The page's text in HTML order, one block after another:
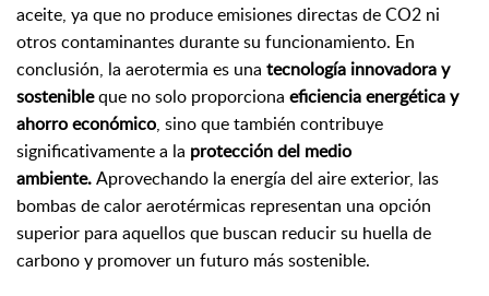
aceite, ya que no produce emisiones directas de CO2 ni
otros contaminantes durante su funcionamiento. En
conclusión, la aerotermia es una tecnología innovadora y
sostenibleque no solo proporciona eficiencia energética y
ahorro económico, sino que también contribuye
significativamente a la protección del medio
ambiente.Aprovechando la energía del aire exterior, las
bombas de calor aerotérmicas representan una opción
superior para aquellos que buscan reducir su huella de
carbono y promover un futuro más sostenible.